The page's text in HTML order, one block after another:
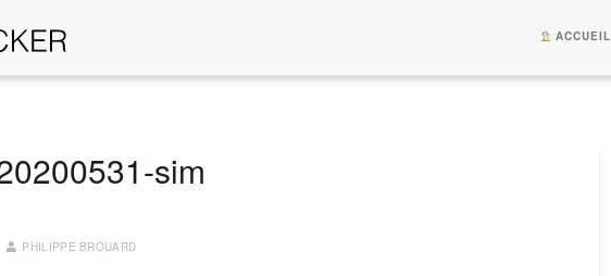
ACCUEIL
sim
PHILIPPE BROUARD